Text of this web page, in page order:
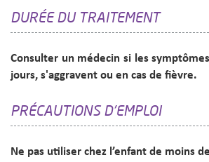
DURÉE DU TRAITEMENT
Consulter un médecin si les
jours, s'aggravent ou en cas de fièvre.
PRÉCAUTIONS D'EMPLOI
Ne pas utiliser chez l’enfant de moins